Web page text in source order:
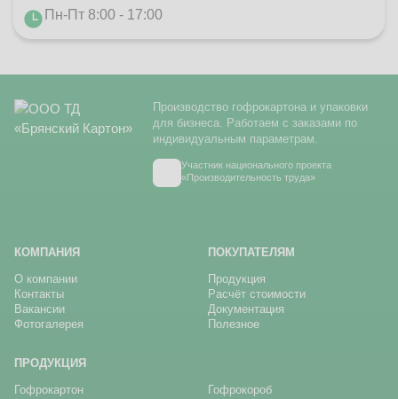
Пн-Пт 8:00 - 17:00
Производство гофрокартона и упаковки
для бизнеса. Работаем с заказами по
индивидуальным параметрам.
Участник национального проекта
«Производительность труда»
КОМПАНИЯ
О компании
Контакты
Вакансии
Фотогалерея
ПОКУПАТЕЛЯМ
Продукция
Расчёт стоимости
Документация
Полезное
ПРОДУКЦИЯ
Гофрокартон
Гофрокороб